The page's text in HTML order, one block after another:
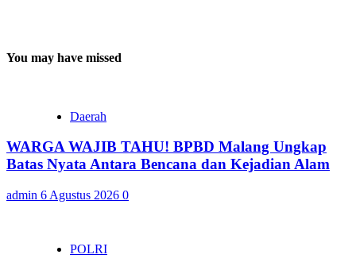
You may have missed
Daerah
WARGA WAJIB TAHU! BPBD Malang Ungkap
Batas Nyata Antara Bencana dan Kejadian Alam
admin 6 Agustus 2026 0
POLRI